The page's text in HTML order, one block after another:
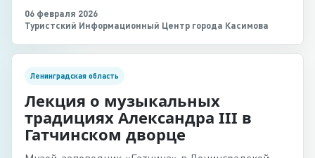
06 февраля 2026
Туристский Информационный Центр города Касимова
Ленинградская область
Лекция о музыкальных
традициях Александра III в
Гатчинском дворце